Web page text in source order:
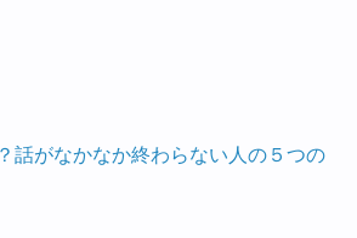
話がなかなか終わらない人の５つの